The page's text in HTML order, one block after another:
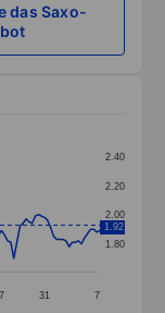
das Saxo-
Data
31 7
1.80
2.00
2.20
2.40
1.92